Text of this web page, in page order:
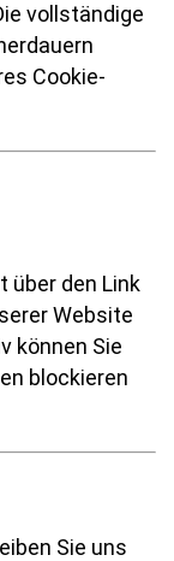
vollständige
Cookie-
über den Link
Website
können Sie
blockieren
Sie uns